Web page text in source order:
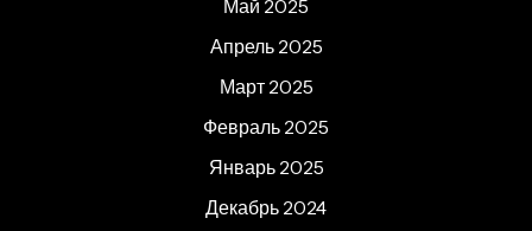
Май 2025
Апрель 2025
Март 2025
Февраль 2025
Январь 2025
Декабрь 2024